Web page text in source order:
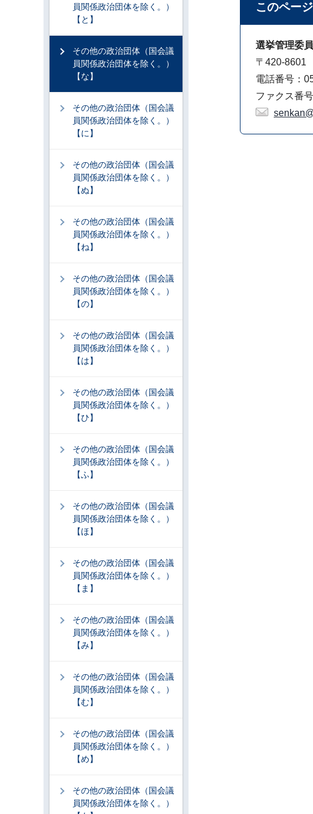
このペー
選挙管理委
〒420-8601
電話番号：
ファクス番
員関係政治団体を除く。）
【と】
その他の政治団体（国会議
員関係政治団体を除く。）
【な】
その他の政治団体（国会議
員関係政治団体を除く。）
【に】
その他の政治団体（国会議
員関係政治団体を除く。）
【ぬ】
その他の政治団体（国会議
員関係政治団体を除く。）
【ね】
その他の政治団体（国会議
員関係政治団体を除く。）
【の】
その他の政治団体（国会議
員関係政治団体を除く。）
【は】
その他の政治団体（国会議
員関係政治団体を除く。）
【ひ】
その他の政治団体（国会議
員関係政治団体を除く。）
【ふ】
その他の政治団体（国会議
員関係政治団体を除く。）
【ほ】
その他の政治団体（国会議
員関係政治団体を除く。）
【ま】
その他の政治団体（国会議
員関係政治団体を除く。）
【み】
その他の政治団体（国会議
員関係政治団体を除く。）
【む】
その他の政治団体（国会議
員関係政治団体を除く。）
【め】
その他の政治団体（国会議
員関係政治団体を除く。）